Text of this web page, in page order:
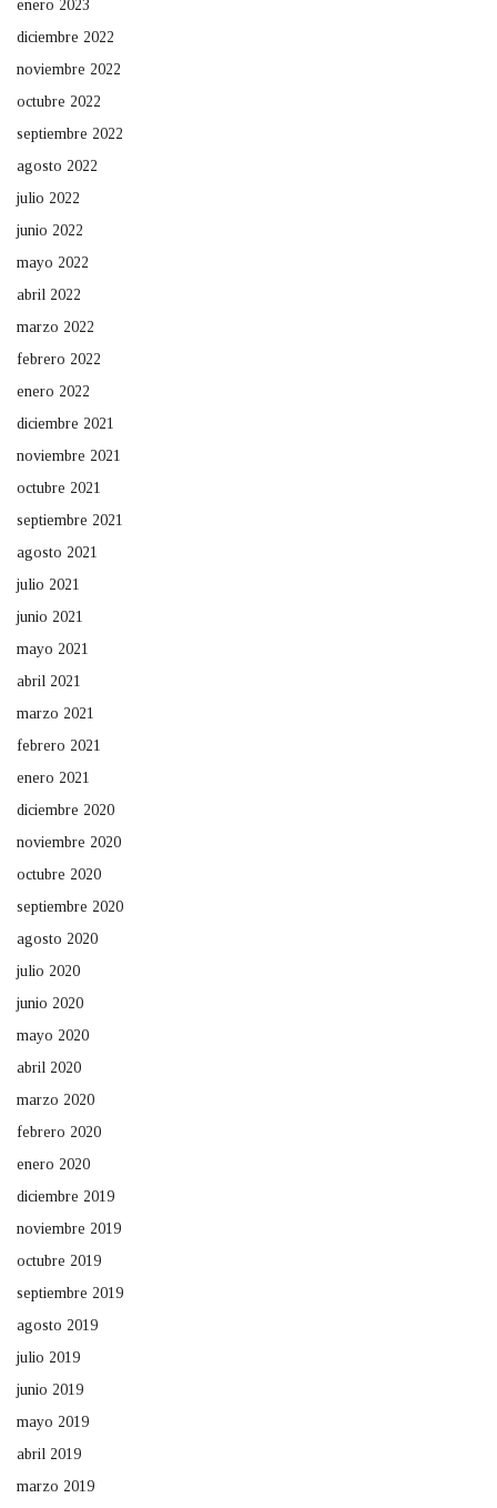
enero 2023
diciembre 2022
noviembre 2022
octubre 2022
septiembre 2022
agosto 2022
julio 2022
junio 2022
mayo 2022
abril 2022
marzo 2022
febrero 2022
enero 2022
diciembre 2021
noviembre 2021
octubre 2021
septiembre 2021
agosto 2021
julio 2021
junio 2021
mayo 2021
abril 2021
marzo 2021
febrero 2021
enero 2021
diciembre 2020
noviembre 2020
octubre 2020
septiembre 2020
agosto 2020
julio 2020
junio 2020
mayo 2020
abril 2020
marzo 2020
febrero 2020
enero 2020
diciembre 2019
noviembre 2019
octubre 2019
septiembre 2019
agosto 2019
julio 2019
junio 2019
mayo 2019
abril 2019
marzo 2019